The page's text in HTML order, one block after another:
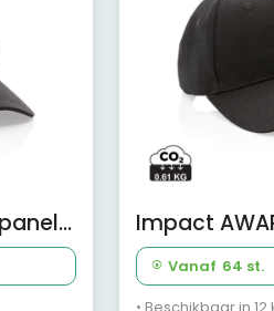
Impact AWARE™ 6 panel 190gr gerecycled katoenen cap
Vanaf 64 st.